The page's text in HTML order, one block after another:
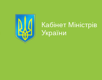
Кабінет Міністрів
України